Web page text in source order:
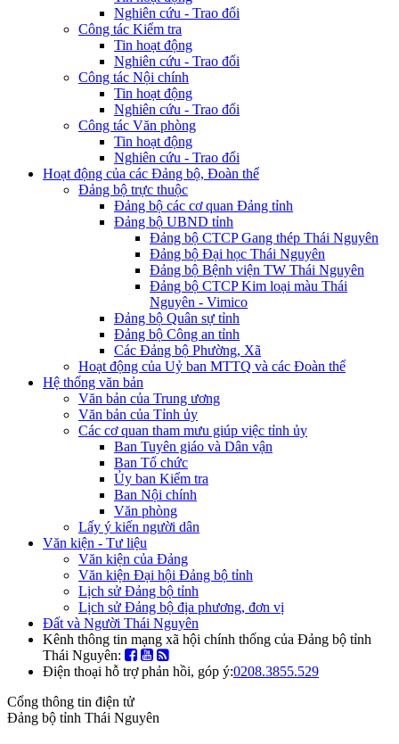
Nghiên cứu - Trao đổi
Công tác Kiểm tra
Tin hoạt động
Nghiên cứu - Trao đổi
Công tác Nội chính
Tin hoạt động
Nghiên cứu - Trao đổi
Công tác Văn phòng
Tin hoạt động
Nghiên cứu - Trao đổi
Hoạt động của các Đảng bộ, Đoàn thể
Đảng bộ trực thuộc
Đảng bộ các cơ quan Đảng tỉnh
Đảng bộ UBND tỉnh
Đảng bộ CTCP Gang thép Thái Nguyên
Đảng bộ Đại học Thái Nguyên
Đảng bộ Bệnh viện TW Thái Nguyên
Đảng bộ CTCP Kim loại màu Thái
Nguyên - Vimico
Đảng bộ Quân sự tỉnh
Đảng bộ Công an tỉnh
Các Đảng bộ Phường, Xã
Hoạt động của Uỷ ban MTTQ và các Đoàn thể
Hệ thống văn bản
Văn bản của Trung ương
Văn bản của Tỉnh ủy
Các cơ quan tham mưu giúp việc tỉnh ủy
Ban Tuyên giáo và Dân vận
Ban Tổ chức
Ủy ban Kiểm tra
Ban Nội chính
Văn phòng
Lấy ý kiến người dân
Văn kiện - Tư liệu
Văn kiện của Đảng
Văn kiện Đại hội Đảng bộ tỉnh
Lịch sử Đảng bộ tỉnh
Lịch sử Đảng bộ địa phương, đơn vị
Đất và Người Thái Nguyên
Kênh thông tin mạng xã hội chính thống của Đảng bộ tỉnh
Thái Nguyên:
Điện thoại hỗ trợ phản hồi, góp ý:0208.3855.529
Cổng thông tin điện tử
Đảng bộ tỉnh Thái Nguyên